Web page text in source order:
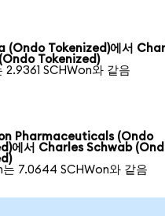
(Ondo Tokenized)에서
Tokenized)
2.9361 SCHWon와 같음
Pharmaceuticals (Ondo
에서 Charles Schwab
는 7.0644 SCHWon와 같음